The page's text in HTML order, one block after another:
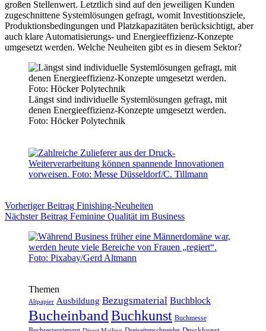
großen Stellenwert. Letztlich sind auf den jeweiligen Kunden
zugeschnittene Systemlösungen gefragt, womit Investitionsziele,
Produktionsbedingungen und Platzkapazitäten berücksichtigt, aber
auch klare Automatisierungs- und Energieeffizienz-Konzepte
umgesetzt werden. Welche Neuheiten gibt es in diesem Sektor?
Längst sind individuelle Systemlösungen gefragt, mit
denen Energieeffizienz-Konzepte umgesetzt werden.
Foto: Höcker Polytechnik
VorherigerBeitrag Finishing-Neuheiten
NächsterBeitrag Feminine Qualität im Business
Themen
Altpapier Ausbildung Bezugsmaterial Buchblock
BucheinbandBuchkunst Buchmesse